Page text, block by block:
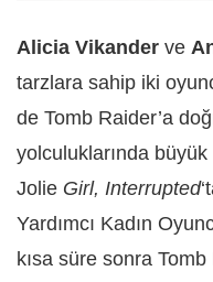
Alicia Vikander ve
tarzlara sahip iki
de Tomb Raider’a
yolculuklarında
Jolie Girl, Interrupted
Yardımcı Kadın
kısa süre sonra Tomb